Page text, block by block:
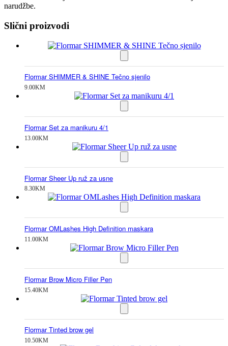
narudžbe.
Slični proizvodi
Flormar SHIMMER & SHINE Tečno sjenilo
9.00KM
Flormar Set za manikuru 4/1
13.00KM
Flormar Sheer Up ruž za usne
8.30KM
Flormar OMLashes High Definition maskara
11.00KM
Flormar Brow Micro Filler Pen
15.40KM
Flormar Tinted brow gel
10.50KM